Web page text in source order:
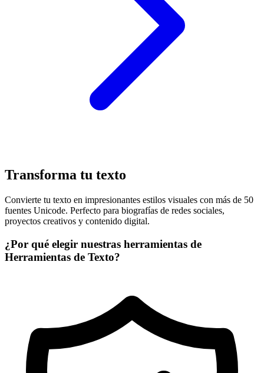
Transforma tu texto
Convierte tu texto en impresionantes estilos visuales con más de 50
fuentes Unicode. Perfecto para biografías de redes sociales,
proyectos creativos y contenido digital.
¿Por qué elegir nuestras herramientas de
Herramientas de Texto?